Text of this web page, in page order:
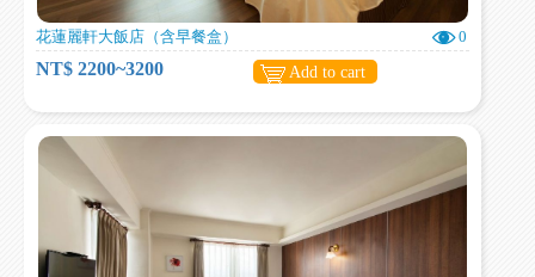
花蓮麗軒大飯店（含早餐盒） 0
NT$ 2200~3200 Add to cart